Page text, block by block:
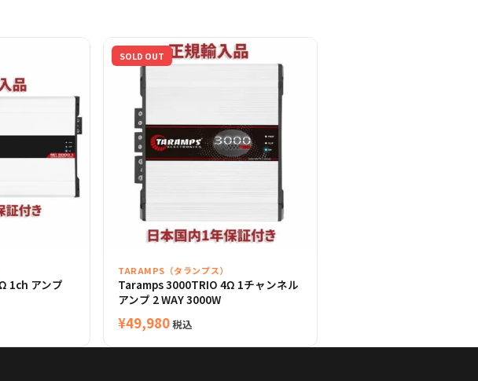
1ch アンプ
SOLD OUT
TARAMPS（タランプス）
Taramps 3000TRIO 4Ω 1チャンネル
アンプ 2 WAY 3000W
¥49,980税込